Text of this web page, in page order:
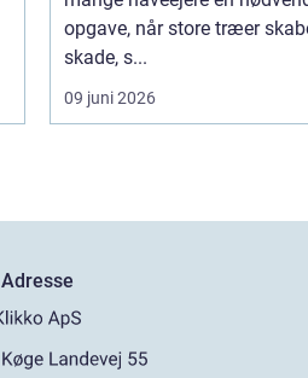
opgave, når store træer
skade, s...
09 juni 2026
Adresse